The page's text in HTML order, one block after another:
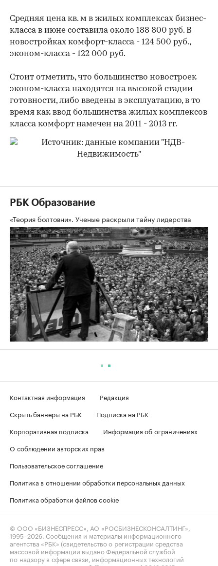
Средняя цена кв. м в жилых комплексах бизнес-
класса в июне составила около 188 800 руб. В
новостройках комфорт-класса - 124 500 руб.,
эконом-класса - 122 000 руб.
Стоит отметить, что большинство новостроек
эконом-класса находятся на высокой стадии
готовности, либо введены в эксплуатацию, в то
время как ввод большинства жилых комплексов
класса комфорт намечен на 2011 - 2013 гг.
РБК Образование
«Теория болтовни». Ученые раскрыли тайну лидерства
Контактная информация
Редакция
Скрыть баннеры на РБК
Подписка на РБК
Корпоративная подписка
Информация об ограничениях
О соблюдении авторских прав
Пользовательское соглашение
Политика в отношении обработки персональных данных
Политика обработки файлов cookie
© ООО «БИЗНЕСПРЕСС», АО «РОСБИЗНЕСКОНСАЛТИНГ»,
1995–2026. Сообщения и материалы информационного
агентства «РБК» (свидетельство о регистрации средства
массовой информации выдано Федеральной службой
по надзору в сфере связи, информационных технологий